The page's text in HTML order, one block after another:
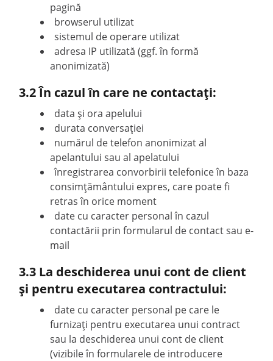
pagină
browserul utilizat
sistemul de operare utilizat
adresa IP utilizată (ggf. în formă
anonimizată)
3.2 În cazul în care ne contactați:
data și ora apelului
durata conversației
numărul de telefon anonimizat al
apelantului sau al apelatului
înregistrarea convorbirii telefonice în baza
consimțământului expres, care poate fi
retras în orice moment
date cu caracter personal în cazul
contactării prin formularul de contact sau e-
mail
3.3 La deschiderea unui cont de client
și pentru executarea contractului:
date cu caracter personal pe care le
furnizați pentru executarea unui contract
sau la deschiderea unui cont de client
(vizibile în formularele de introducere